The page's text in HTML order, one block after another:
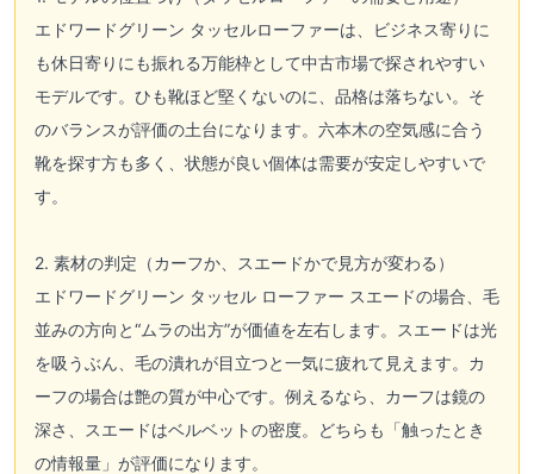
エドワードグリーン タッセルローファーは、ビジネス寄りに
も休日寄りにも振れる万能枠として中古市場で探されやすい
モデルです。ひも靴ほど堅くないのに、品格は落ちない。そ
のバランスが評価の土台になります。六本木の空気感に合う
靴を探す方も多く、状態が良い個体は需要が安定しやすいで
す。
2. 素材の判定（カーフか、スエードかで見方が変わる）
エドワードグリーン タッセル ローファー スエードの場合、毛
並みの方向と“ムラの出方”が価値を左右します。スエードは光
を吸うぶん、毛の潰れが目立つと一気に疲れて見えます。カ
ーフの場合は艶の質が中心です。例えるなら、カーフは鏡の
深さ、スエードはベルベットの密度。どちらも「触ったとき
の情報量」が評価になります。